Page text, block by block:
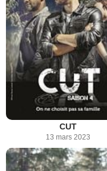
CUT
13 mars 2023